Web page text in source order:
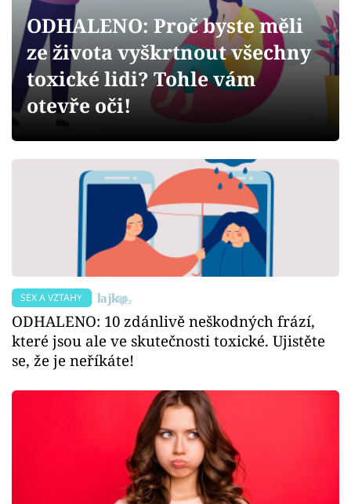
Videa
Sledujte prima+
Sledujte nás
ODHALENO: Proč byste měli
ze života vyškrtnout všechny
toxické lidi? Tohle vám
otevře oči!
SEX A VZTAHY
ODHALENO: 10 zdánlivě neškodných frází,
které jsou ale ve skutečnosti toxické. Ujistěte
se, že je neříkáte!